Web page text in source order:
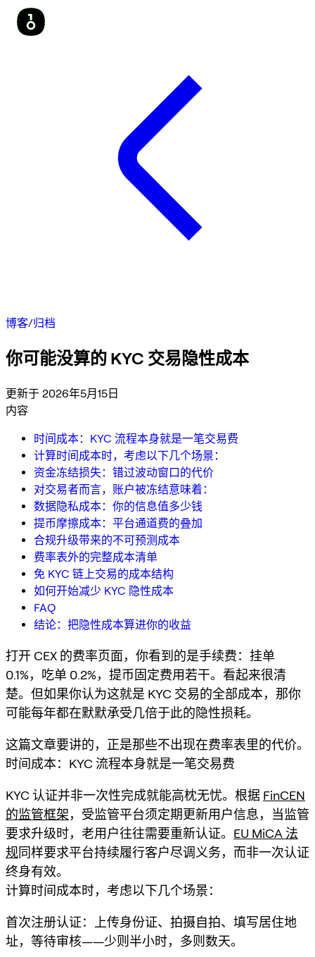
博客/归档
你可能没算的 KYC 交易隐性成本
更新于 2026年5月15日
内容
时间成本：KYC 流程本身就是一笔交易费
计算时间成本时，考虑以下几个场景：
资金冻结损失：错过波动窗口的代价
对交易者而言，账户被冻结意味着：
数据隐私成本：你的信息值多少钱
提币摩擦成本：平台通道费的叠加
合规升级带来的不可预测成本
费率表外的完整成本清单
免 KYC 链上交易的成本结构
如何开始减少 KYC 隐性成本
FAQ
结论：把隐性成本算进你的收益
打开 CEX 的费率页面，你看到的是手续费：挂单
0.1%，吃单 0.2%，提币固定费用若干。看起来很清
楚。但如果你认为这就是 KYC 交易的全部成本，那你
可能每年都在默默承受几倍于此的隐性损耗。
这篇文章要讲的，正是那些不出现在费率表里的代价。
时间成本：KYC 流程本身就是一笔交易费
KYC 认证并非一次性完成就能高枕无忧。根据 FinCEN
的监管框架，受监管平台须定期更新用户信息，当监管
要求升级时，老用户往往需要重新认证。 EU MiCA 法
规同样要求平台持续履行客户尽调义务，而非一次认证
终身有效。
计算时间成本时，考虑以下几个场景：
首次注册认证：上传身份证、拍摄自拍、填写居住地
址，等待审核——少则半小时，多则数天。